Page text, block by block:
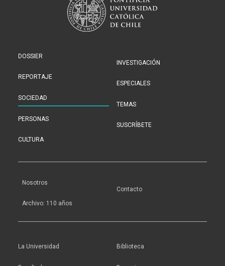
DOSSIER
REPORTAJE
SOCIEDAD
PERSONAS
CULTURA
INVESTIGACIÓN
ESPECIALES
TEMAS
SUSCRÍBETE
Nosotros
Archivo: 110 años
Contacto
La Universidad Biblioteca